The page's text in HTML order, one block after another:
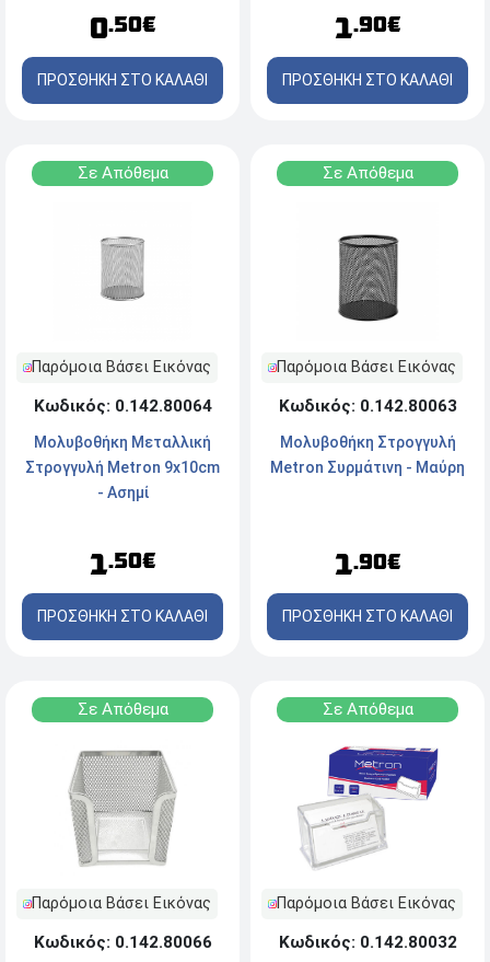
0.50€
ΠΡΟΣΘΗΚΗ ΣΤΟ ΚΑΛΑΘΙ
1.90€
ΠΡΟΣΘΗΚΗ ΣΤΟ ΚΑΛΑΘΙ
Σε Απόθεμα
Παρόμοια Βάσει Εικόνας
Κωδικός: 0.142.80064
Μολυβοθήκη Mεταλλική
Στρογγυλή Μetron 9x10cm
- Aσημί
1.50€
ΠΡΟΣΘΗΚΗ ΣΤΟ ΚΑΛΑΘΙ
Σε Απόθεμα
Παρόμοια Βάσει Εικόνας
Κωδικός: 0.142.80063
Μολυβοθήκη Στρογγυλή
Μetron Συρμάτινη - Μαύρη
1.90€
ΠΡΟΣΘΗΚΗ ΣΤΟ ΚΑΛΑΘΙ
Σε Απόθεμα
Παρόμοια Βάσει Εικόνας
Κωδικός: 0.142.80066
Σε Απόθεμα
Παρόμοια Βάσει Εικόνας
Κωδικός: 0.142.80032